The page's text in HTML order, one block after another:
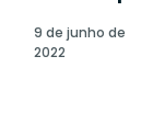
9 de junho de
2022